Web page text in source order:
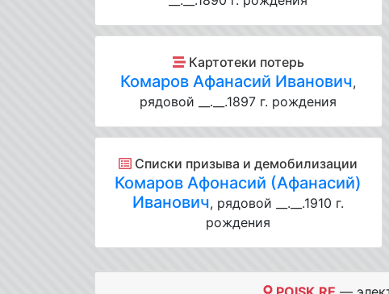
Картотеки потерь
Комаров Афанасий Иванович,
рядовой __.__.1897 г. рождения
Списки призыва и демобилизации
Комаров Афонасий (Афанасий)
Иванович, рядовой __.__.1910 г.
рождения